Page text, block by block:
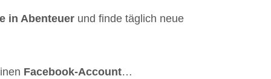
in Abenteuerund finde täglich neue
Facebook-Account…